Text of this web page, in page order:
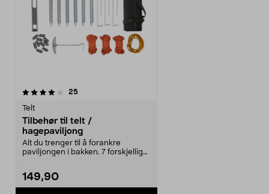
25anmeldelser
Telt
Tilbehør til telt /
hagepaviljong
Alt du trenger til å forankre
paviljongen i bakken. 7 forskjellige
149,90